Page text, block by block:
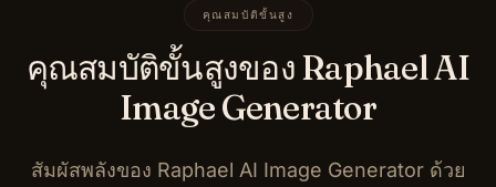
คุณสมบัติขั้นสูง
คุณสมบัติขั้นสูงของ Raphael AI
Image Generator
สัมผัสพลังของ Raphael AI Image Generator ด้วย